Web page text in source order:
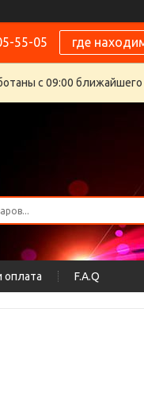
55-05 где
с 09:00 ближайшего
оплата F.A.Q